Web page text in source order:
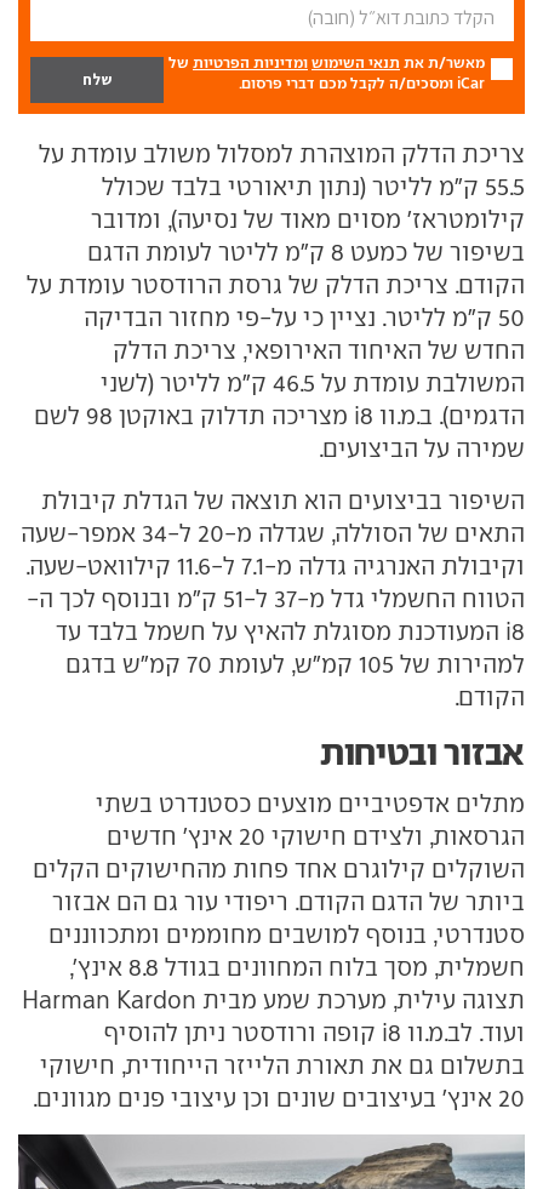
מאשר/ת את תנאי השימוש ומדיניות הפרטיות של
iCar ומסכים/ה לקבל מכם דברי פרסום.
צריכת הדלק המוצהרת למסלול משולב עומדת על
55.5 ק"מ לליטר (נתון תיאורטי בלבד שכולל
קילומטראז' מסוים מאוד של נסיעה), ומדובר
בשיפור של כמעט 8 ק"מ לליטר לעומת הדגם
הקודם. צריכת הדלק של גרסת הרודסטר עומדת על
50 ק"מ לליטר. נציין כי על-פי מחזור הבדיקה
החדש של האיחוד האירופאי, צריכת הדלק
המשולבת עומדת על 46.5 ק"מ לליטר (לשני
הדגמים). ב.מ.וו i8 מצריכה תדלוק באוקטן 98 לשם
שמירה על הביצועים.
השיפור בביצועים הוא תוצאה של הגדלת קיבולת
התאים של הסוללה, שגדלה מ-20 ל-34 אמפר-שעה
וקיבולת האנרגיה גדלה מ-7.1 ל-11.6 קילוואט-שעה.
הטווח החשמלי גדל מ-37 ל-51 ק"מ ובנוסף לכך ה-
i8 המעודכנת מסוגלת להאיץ על חשמל בלבד עד
למהירות של 105 קמ"ש, לעומת 70 קמ"ש בדגם
הקודם.
אבזור ובטיחות
מתלים אדפטיביים מוצעים כסטנדרט בשתי
הגרסאות, ולצידם חישוקי 20 אינץ' חדשים
השוקלים קילוגרם אחד פחות מהחישוקים הקלים
ביותר של הדגם הקודם. ריפודי עור גם הם אבזור
סטנדרטי, בנוסף למושבים מחוממים ומתכווננים
חשמלית, מסך בלוח המחוונים בגודל 8.8 אינץ',
תצוגה עילית, מערכת שמע מבית Harman Kardon
ועוד. לב.מ.וו i8 קופה ורודסטר ניתן להוסיף
בתשלום גם את תאורת הלייזר הייחודית, חישוקי
20 אינץ' בעיצובים שונים וכן עיצובי פנים מגוונים.